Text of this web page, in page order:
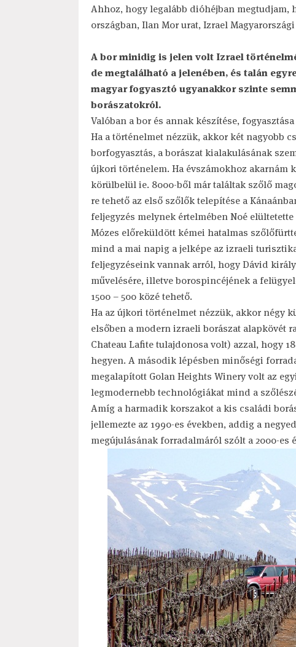
Ahhoz, hogy legalább dióhéjban megtudjam,
országban, Ilan Mor urat, Izrael
A bor minidig is jelen volt Izrael
de megtalálható a jelenében, és talán
magyar fogyasztó ugyanakkor szinte
borászatokról.
Valóban a bor és annak készítése,
Ha a történelmet nézzük, akkor két nagyobb
borfogyasztás, a borászat kialakulásának
újkori történelem. Ha évszámokhoz akarnám
körülbelül ie. 8000-ből már találtak szőlő
re tehető az első szőlők telepítése a
feljegyzés melynek értelmében Noé
Mózes előreküldött kémei hatalmas
mind a mai napig a jelképe az izraeli
feljegyzéseink vannak arról, hogy Dávid
művelésére, illetve borospincéjének a
1500 – 500 közé tehető.
Ha az újkori történelmet nézzük, akkor négy
elsőben a modern izraeli borászat alapkövét
Chateau Lafite tulajdonosa volt) azzal, hogy
hegyen. A második lépésben minőségi
megalapított Golan Heights Winery volt az
legmodernebb technológiákat mind a
Amíg a harmadik korszakot a kis családi
jellemezte az 1990-es években, addig a
megújulásának forradalmáról szólt a 2000-es